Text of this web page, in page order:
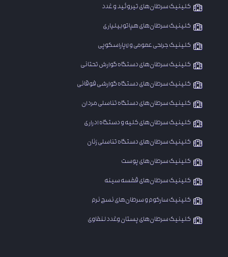
کلینیک سرطان‌های تیروئید و غدد
کلینیک سرطان‌های هپاتوبیلیاری
کلینیک جراحی عمومی و لاپاراسکوپی
​کلینیک سرطان‌های دستگاه گوارش تحتانی
کلینیک سرطان‌های دستگاه گوارشی فوقانی
کلینیک سرطان‌های دستگاه تناسلی مردان
کلینیک سرطان‌های کلیه و دستگاه ادراری
​کلینیک سرطان‌های دستگاه تناسلی زنان
کلینیک سرطان‌های پوست
کلینیک سرطان‌های قفسه سینه
کلینیک سارکوم و سرطان‌های نسج نرم
​کلینیک سرطان‌های پستان وغدد لنفاوی